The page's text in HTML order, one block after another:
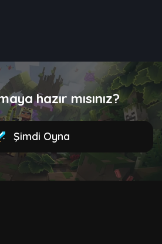
hazır mısınız?
Şimdi Oyna